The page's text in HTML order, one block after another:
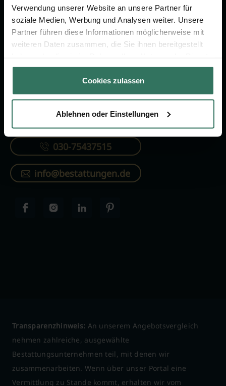
Verwendung unserer Website an unsere Partner für
soziale Medien, Werbung und Analysen weiter. Unsere
Partner führen diese Informationen möglicherweise mit
weiteren Daten zusammen, die Sie ihnen bereitgestellt
gesammelt haben.
Cookies zulassen
Ablehnen oder Einstellungen
FÜR SIE
Vergleich
FÜR BESTATTER
Online-Portal
030-75437515
info@bestattungen.de
Transparenzhinweis: An unserem Angebotsvergleich
nehmen zahlreiche, ausgewählte
Bestattungsunternehmen teil, mit denen wir
zusammenarbeiten. Wenn über unser Portal eine
Vermittlung zu Stande kommt, erhalten wir vom